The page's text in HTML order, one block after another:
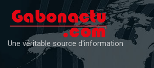
content
Une véritable source d'information